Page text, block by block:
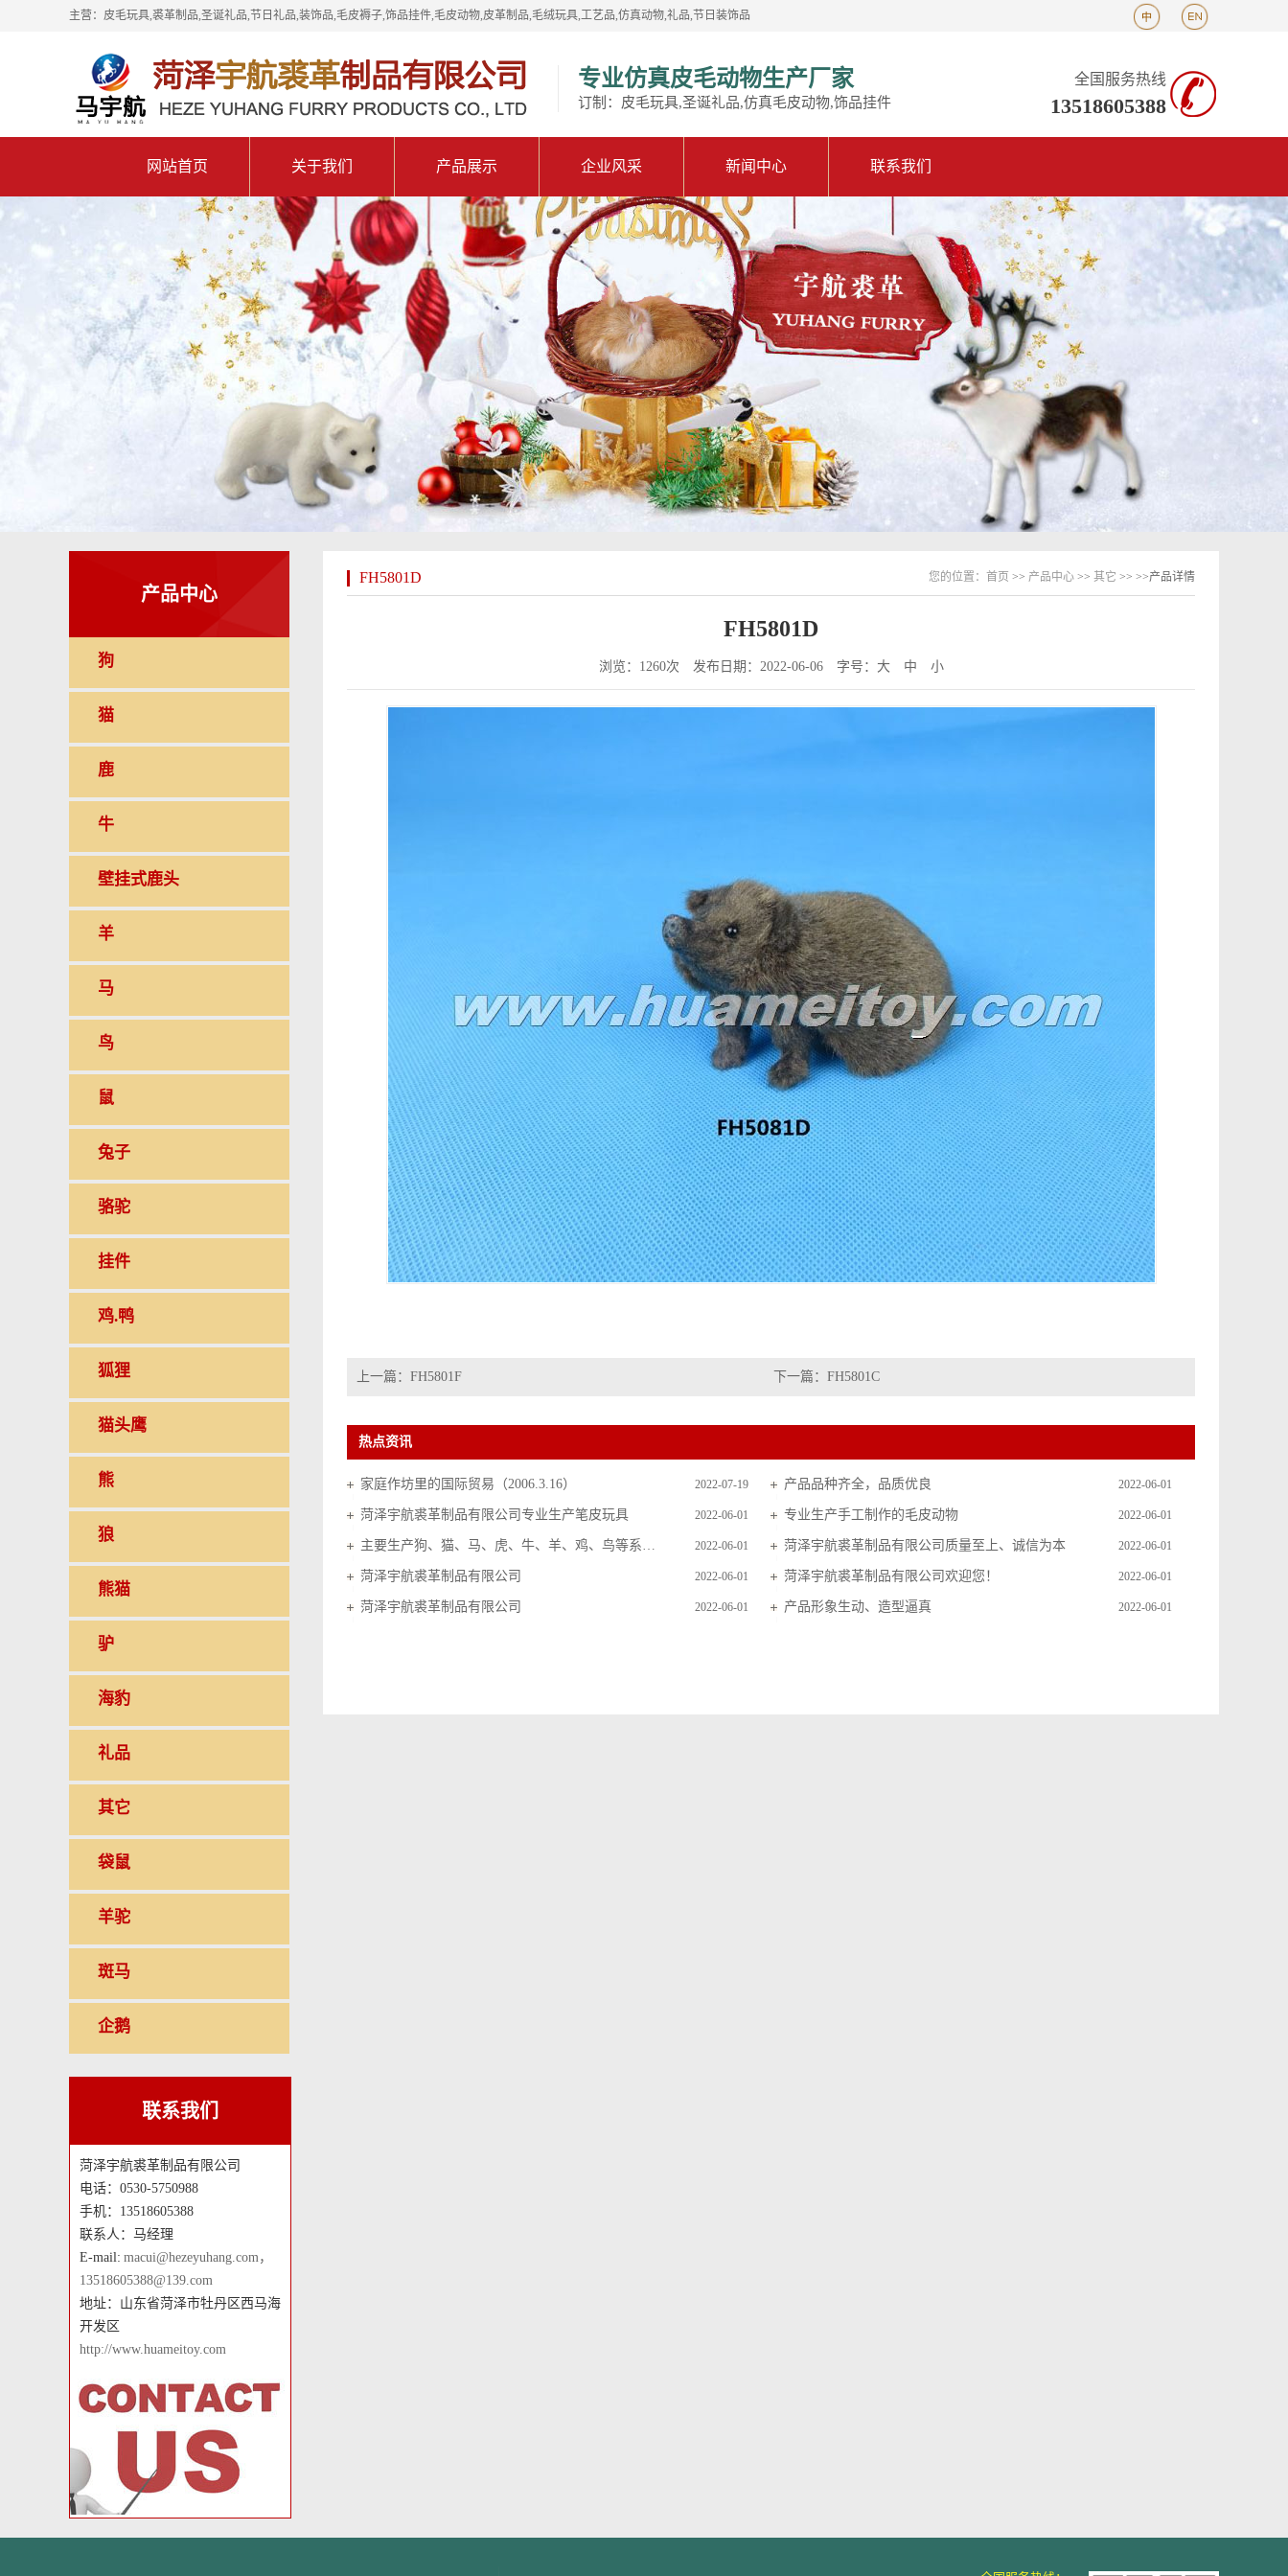
主营：皮毛玩具,裘革制品,圣诞礼品,节日礼品,装饰品,毛皮褥子,饰品挂件,毛皮动物,皮革制品,毛绒玩具,工艺品,仿真动物,礼品,节日装饰品
专业仿真皮毛动物生产厂家
订制：皮毛玩具,圣诞礼品,仿真毛皮动物,饰品挂件
全国服务热线
13518605388
网站首页 关于我们 产品展示 企业风采 新闻中心 联系我们
产品中心
狗
猫
鹿
牛
壁挂式鹿头
羊
马
鸟
鼠
兔子
骆驼
挂件
鸡.鸭
狐狸
猫头鹰
熊
狼
熊猫
驴
海豹
礼品
其它
袋鼠
羊驼
斑马
企鹅
联系我们
菏泽宇航裘革制品有限公司
电话：0530-5750988
手机：13518605388
联系人：马经理
E-mail: macui@hezeyuhang.com，
13518605388@139.com
地址：山东省菏泽市牡丹区西马海
开发区
http://www.huameitoy.com
FH5801D 您的位置： 首页 >> 产品中心 >> 其它 >> >>产品详情
FH5801D
浏览：1260次 发布日期：2022-06-06 字号： 大 中 小
上一篇： FH5801F 下一篇： FH5801C
热点资讯
2022-07-19
家庭作坊里的国际贸易（2006.3.16） 2022-06-01
产品品种齐全，品质优良
2022-06-01
菏泽宇航裘革制品有限公司专业生产笔皮玩具 2022-06-01
专业生产手工制作的毛皮动物
2022-06-01
主要生产狗、猫、马、虎、牛、羊、鸡、鸟等系列毛皮玩具 2022-06-01
菏泽宇航裘革制品有限公司质量至上、诚信为本
2022-06-01
菏泽宇航裘革制品有限公司 2022-06-01
菏泽宇航裘革制品有限公司欢迎您！
2022-06-01
菏泽宇航裘革制品有限公司 2022-06-01
产品形象生动、造型逼真